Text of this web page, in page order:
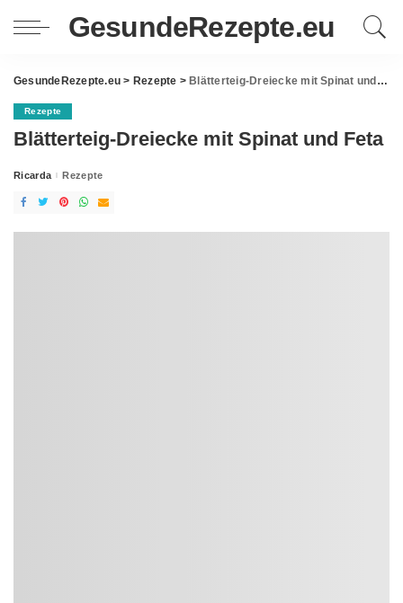
GesundeRezepte.eu
GesundeRezepte.eu > Rezepte > Blätterteig-Dreiecke mit Spinat und Feta
Rezepte
Blätterteig-Dreiecke mit Spinat und Feta
Posted
Ricarda Rezepte